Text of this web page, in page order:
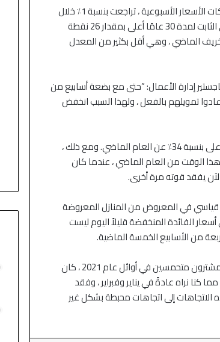
لا تزال طلبات إعادة تمويل قرض المنزل ، والتي تعتبر شديدة الحساسية لتحركات الأسعار الأسبوعية ، تراجعت بنسبة 1٪ خلال
الأسبوع وكانت أقل بنسبة 18٪ عن العام الماضي. كان المعدل على المدى الثابت لمدة 30 عامًا أعلى بمقدار 26 نقطة
الماضي ، وهي أقل بكثير من المعدل
إدارة الأعمال: ”حتى مع بضعة أسابيع من
تمويلهم بالفعل ، ولهذا السبب انخفض
انخفضت طلبات الرهن العقاري لشراء منزل بنسبة 5٪ خلال الأسبوع وكانت أعلى بنسبة 34٪ عن العام الماضي. ومع ذلك ،
الوقت من العام الماضي ، عندما كان
يفقد قوته مرة أخرى.
في المعروض من المنازل المعروضة
أسعار المساكن بأسرع وتيرة منذ 15 عامًا. حتى أسعار الفائدة المنخفضة قليلاً اليوم ليست
من الأسابيع الخمسة الماضية.
قالت دانييل هيل ، كبيرة الاقتصاديين في موقع realtor.com: ”بينما كان المشترون متحمسين في أوائل عام 2021 ، كان
البائعون يتراجعون”. ″لقد رأينا عددًا أقل من البائعين الجدد بمقدار 200.000 مما كنا نراه عادةً في يناير وفبراير ، وفقد
الاتجاهات إلى اتجاهات محبطة بشكل غير
سبعة أسابيع مع آمال إعادة فتح
مضيق هرمز